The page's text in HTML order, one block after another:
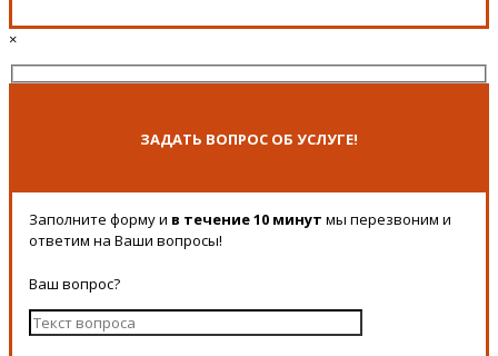
×
ЗАДАТЬ ВОПРОС ОБ УСЛУГЕ!
Заполните форму и в течение 10 минут мы перезвоним и
ответим на Ваши вопросы!
Ваш вопрос?